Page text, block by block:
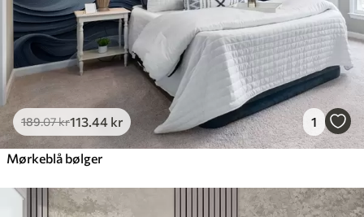
189.07kr113 .44 kr 1
Mørkeblå bølger